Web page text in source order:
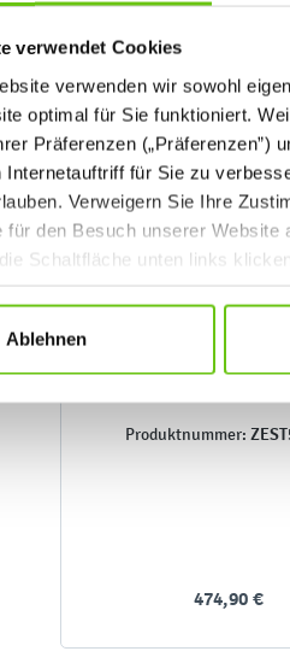
verwendet Cookies
verwenden wir sowohl
optimal für Sie funktioniert.
Präferenzen („Präferenzen”)
Internetauftriff für Sie zu
Verweigern Sie Ihre
für den Besuch unserer
Schaltfläche unten links
.
Ablehnen
Produktnummer:
474,90 €